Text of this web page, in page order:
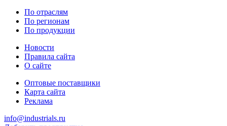
По отраслям
По регионам
По продукции
Новости
Правила сайта
О сайте
Оптовые поставщики
Карта сайта
Реклама
info@industrials.ru